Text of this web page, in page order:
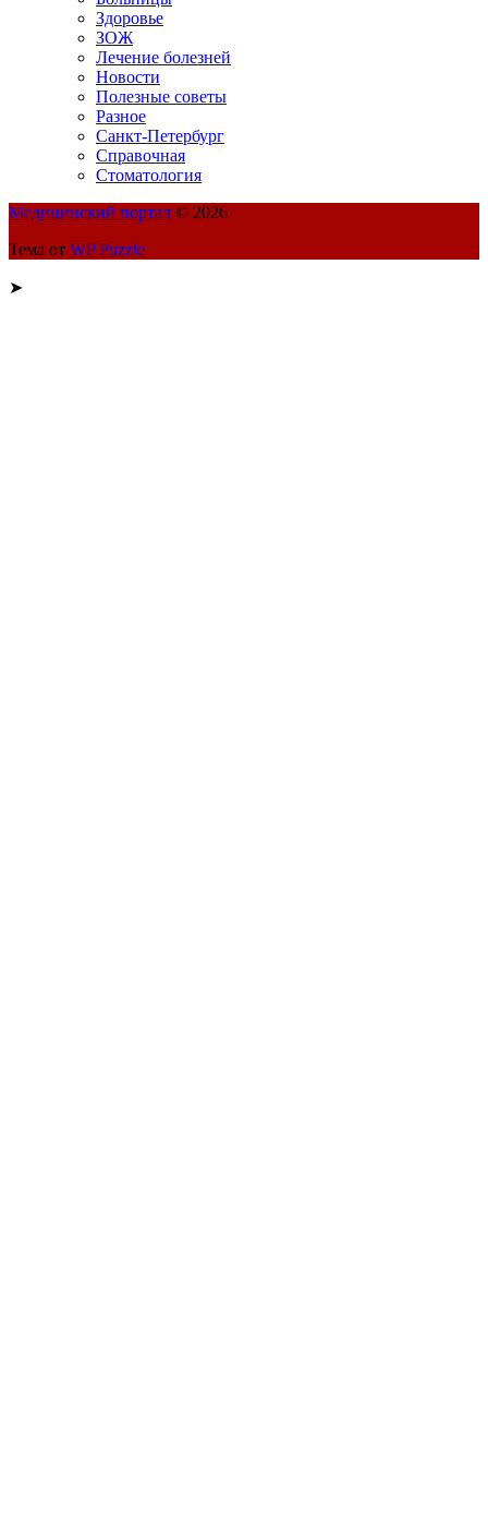
Здоровье
ЗОЖ
Лечение болезней
Новости
Полезные советы
Разное
Санкт-Петербург
Справочная
Стоматология
Медицинский портал © 2026
Тема от WP Puzzle
➤